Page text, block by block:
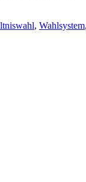
, Wahlsystem,